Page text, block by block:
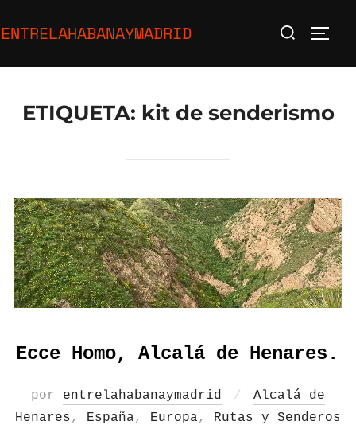
al
ENTRELAHABANAYMADRID Buscar:
ETIQUETA: kit de senderismo
Ecce Homo, Alcalá de Henares.
por entrelahabanaymadrid
Alcalá de
Henares, España, Europa, Rutas y Senderos